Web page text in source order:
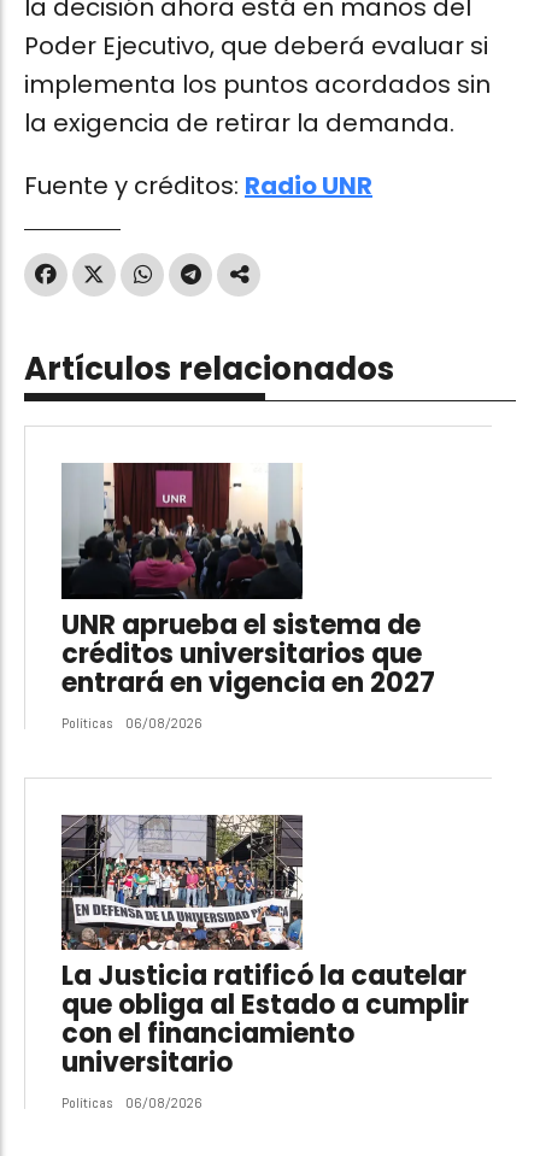
la decisión ahora está en manos del
Poder Ejecutivo, que deberá evaluar si
implementa los puntos acordados sin
la exigencia de retirar la demanda.
Fuente y créditos: Radio UNR
Artículos relacionados
UNR aprueba el sistema de
créditos universitarios que
entrará en vigencia en 2027
Políticas 06/08/2026
La Justicia ratificó la cautelar
que obliga al Estado a cumplir
con el financiamiento
universitario
Políticas 06/08/2026